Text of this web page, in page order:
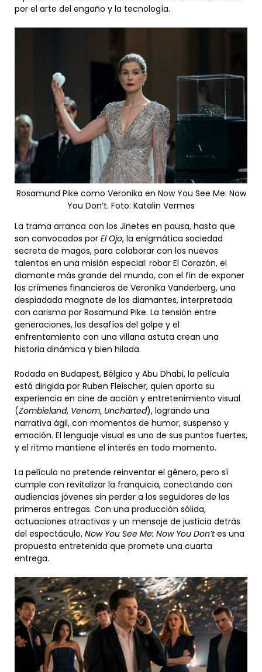
por el arte del engaño y la tecnología.
Rosamund Pike como Veronika en Now You See Me: Now
You Don’t. Foto: Katalin Vermes
La trama arranca con los Jinetes en pausa, hasta que
son convocados por El Ojo, la enigmática sociedad
secreta de magos, para colaborar con los nuevos
talentos en una misión especial: robar El Corazón, el
diamante más grande del mundo, con el fin de exponer
los crímenes financieros de Veronika Vanderberg, una
despiadada magnate de los diamantes, interpretada
con carisma por Rosamund Pike. La tensión entre
generaciones, los desafíos del golpe y el
enfrentamiento con una villana astuta crean una
historia dinámica y bien hilada.
Rodada en Budapest, Bélgica y Abu Dhabi, la película
está dirigida por Ruben Fleischer, quien aporta su
experiencia en cine de acción y entretenimiento visual
(Zombieland, Venom, Uncharted), logrando una
narrativa ágil, con momentos de humor, suspenso y
emoción. El lenguaje visual es uno de sus puntos fuertes,
y el ritmo mantiene el interés en todo momento.
La película no pretende reinventar el género, pero sí
cumple con revitalizar la franquicia, conectando con
audiencias jóvenes sin perder a los seguidores de las
primeras entregas. Con una producción sólida,
actuaciones atractivas y un mensaje de justicia detrás
del espectáculo, Now You See Me: Now You Don’tes una
propuesta entretenida que promete una cuarta
entrega.